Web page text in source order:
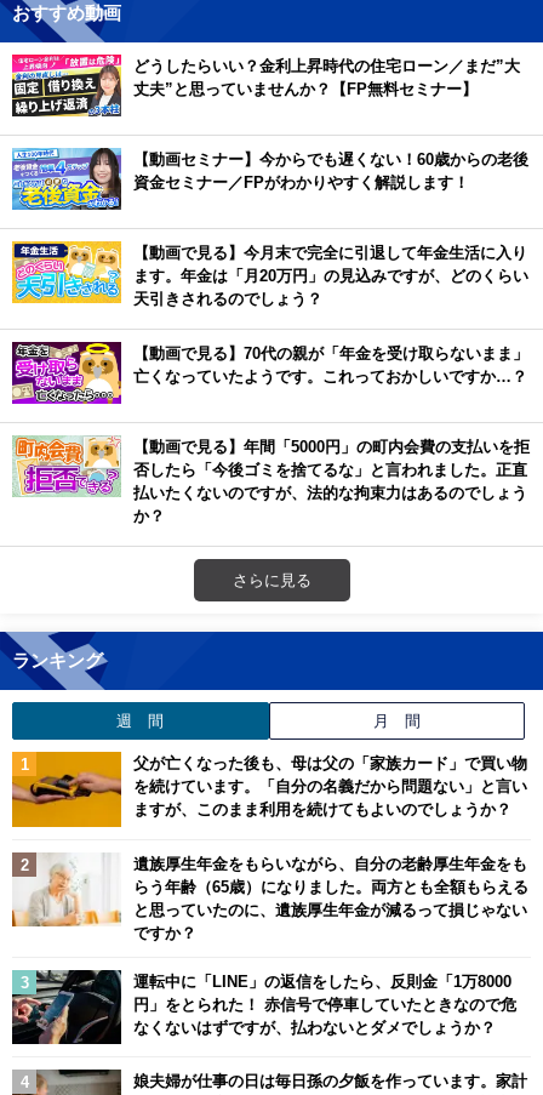
おすすめ動画
どうしたらいい？金利上昇時代の住宅ローン／まだ”大
丈夫”と思っていませんか？【FP無料セミナー】
【動画セミナー】今からでも遅くない！60歳からの老後
資金セミナー／FPがわかりやすく解説します！
【動画で見る】今月末で完全に引退して年金生活に入り
ます。年金は「月20万円」の見込みですが、どのくらい
天引きされるのでしょう？
【動画で見る】70代の親が「年金を受け取らないまま」
亡くなっていたようです。これっておかしいですか…？
【動画で見る】年間「5000円」の町内会費の支払いを拒
否したら「今後ゴミを捨てるな」と言われました。正直
払いたくないのですが、法的な拘束力はあるのでしょう
か？
さらに見る
ランキング
週 間 月 間
父が亡くなった後も、母は父の「家族カード」で買い物
を続けています。「自分の名義だから問題ない」と言い
ますが、このまま利用を続けてもよいのでしょうか？
遺族厚生年金をもらいながら、自分の老齢厚生年金をも
らう年齢（65歳）になりました。両方とも全額もらえる
と思っていたのに、遺族厚生年金が減るって損じゃない
ですか？
運転中に「LINE」の返信をしたら、反則金「1万8000
円」をとられた！ 赤信号で停車していたときなので危
なくないはずですが、払わないとダメでしょうか？
娘夫婦が仕事の日は毎日孫の夕飯を作っています。家計